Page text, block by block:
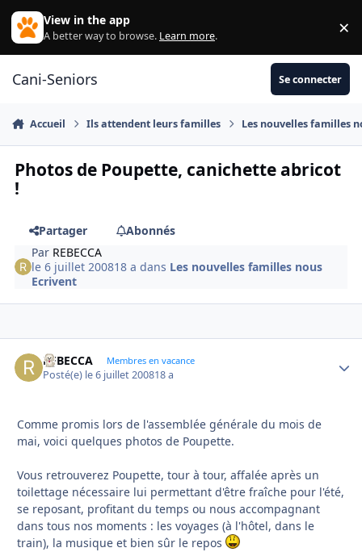
Aller au contenu
View in the app
A better way to browse. Learn more. ×
Cani-Seniors Se connecter
Accueil Ils attendent leurs familles Les nouvelles familles
Photos de Poupette, canichette abricot
!
Partager
Abonnés
Par REBECCA
le 6 juillet 200818 a dans Les nouvelles familles nous
Ecrivent
REBECCA Membres en vacance
Posté(e) le 6 juillet 200818 a
Comme promis lors de l'assemblée générale du mois de
mai, voici quelques photos de Poupette.
Vous retrouverez Poupette, tour à tour, affalée après un
toilettage nécessaire lui permettant d'être fraîche pour l'été,
se reposant, profitant du temps ou nous accompagnant
dans tous nos moments : les voyages (à l'hôtel, dans le
train), la musique et bien sûr le repos